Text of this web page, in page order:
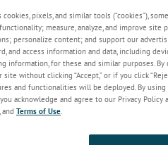
procédé demeure
minimisant les
dans son ensemble.
de l’opacité ou des matières
monde entier. Les polluants
doivent également être surveillés
environnementales locales.
fournit une gamme d’instruments
cookies, pixels, and similar tools (“cookies”),
measure, analyze, and improve
personalize content; and support our
and access information and data, including
information, for these and similar purposes.
without clicking “Accept,” or if you click
and functionalities will be deployed. By using
you acknowledge and agree to our Privacy
, and Terms of Use.